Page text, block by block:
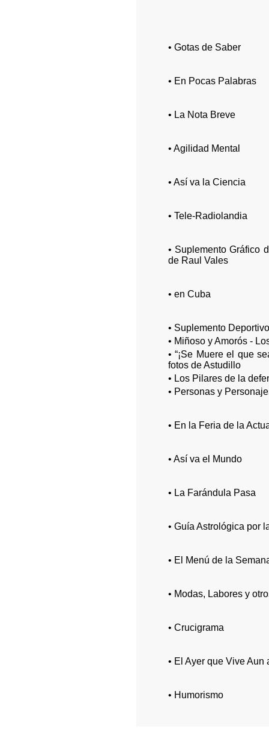
• Gotas de Saber
• En Pocas Palabras
• La Nota Breve
• Agilidad Mental
• Así va la Ciencia
• Tele-Radiolandia
• Suplemento Gráfico
de Raul Vales
• en Cuba
• Suplemento
• Miñoso y Amorós -
• “¡Se Muere el que
fotos de Astudillo
• Los Pilares de la
• Personas y
• En la Feria de la
• Así va el Mundo
• La Farándula Pasa
• Guía Astrológica por
• El Menú de la
• Modas, Labores y
• Crucigrama
• El Ayer que Vive
• Humorismo